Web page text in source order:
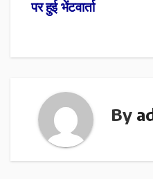
पर हुई भेंटवार्ता
By